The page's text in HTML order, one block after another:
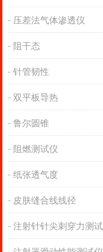
压差法气体渗透仪
阻干态
针管韧性
双平板导热
鲁尔圆锥
阻燃测试仪
纸张透气度
皮肤缝合线线径
注射针针尖刺穿力测试